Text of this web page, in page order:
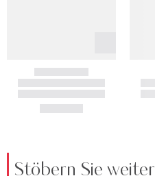
Stöbern Sie weiter